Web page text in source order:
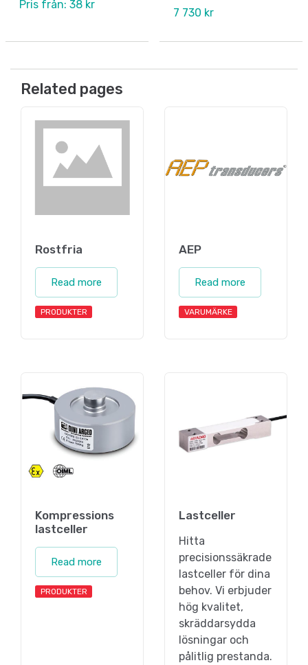
Pris från: 38 kr
7 730 kr
Related pages
Rostfria
Read more
PRODUKTER
AEP
Read more
VARUMÄRKE
Kompressions
lastceller
Read more
PRODUKTER
Lastceller
Hitta
precisionssäkrade
lastceller för dina
behov. Vi erbjuder
hög kvalitet,
skräddarsydda
lösningar och
pålitlig prestanda.